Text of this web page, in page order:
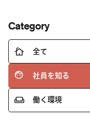
Category
全て
社員を知る
働く環境